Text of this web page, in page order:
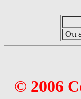
Οτι
© 2006